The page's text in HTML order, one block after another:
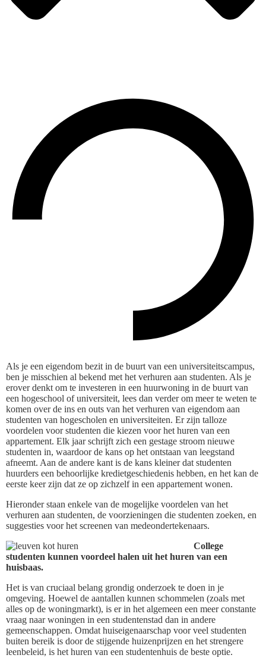
Als je een eigendom bezit in de buurt van een universiteitscampus,
ben je misschien al bekend met het verhuren aan studenten. Als je
erover denkt om te investeren in een huurwoning in de buurt van
een hogeschool of universiteit, lees dan verder om meer te weten te
komen over de ins en outs van het verhuren van eigendom aan
studenten van hogescholen en universiteiten. Er zijn talloze
voordelen voor studenten die kiezen voor het huren van een
appartement. Elk jaar schrijft zich een gestage stroom nieuwe
studenten in, waardoor de kans op het ontstaan van leegstand
afneemt. Aan de andere kant is de kans kleiner dat studenten
huurders een behoorlijke kredietgeschiedenis hebben, en het kan de
eerste keer zijn dat ze op zichzelf in een appartement wonen.
Hieronder staan enkele van de mogelijke voordelen van het
verhuren aan studenten, de voorzieningen die studenten zoeken, en
suggesties voor het screenen van medeondertekenaars.
College
studenten kunnen voordeel halen uit het huren van een
huisbaas.
Het is van cruciaal belang grondig onderzoek te doen in je
omgeving. Hoewel de aantallen kunnen schommelen (zoals met
alles op de woningmarkt), is er in het algemeen een meer constante
vraag naar woningen in een studentenstad dan in andere
gemeenschappen. Omdat huiseigenaarschap voor veel studenten
buiten bereik is door de stijgende huizenprijzen en het strengere
leenbeleid, is het huren van een studentenhuis de beste optie.